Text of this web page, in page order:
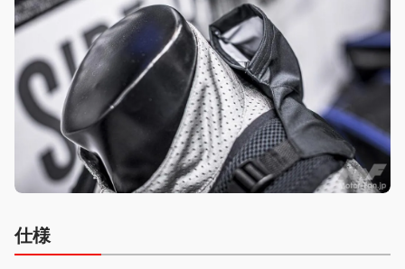
仕様